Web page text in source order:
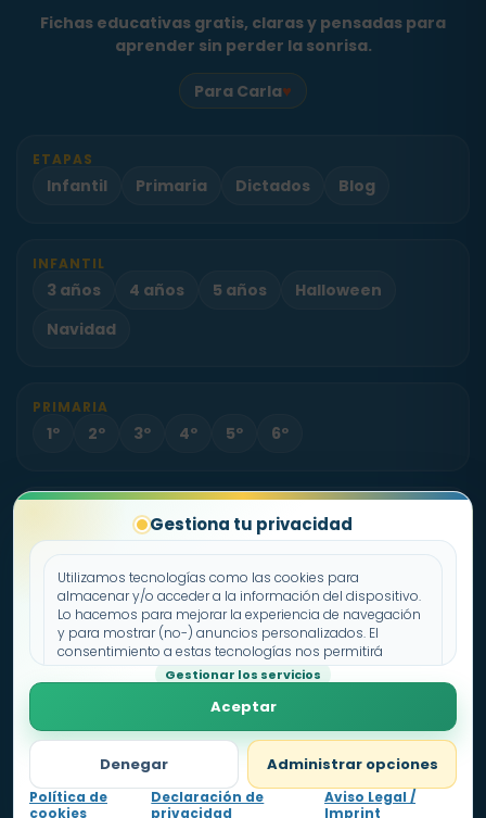
Gestiona tu privacidad
Utilizamos tecnologías como las cookies para
almacenar y/o acceder a la información del dispositivo.
Lo hacemos para mejorar la experiencia de navegación
y para mostrar (no-) anuncios personalizados. El
consentimiento a estas tecnologías nos permitirá
procesar datos como el comportamiento de
navegación o los ID's únicos en este sitio. No consentir o
retirar el consentimiento, puede afectar negativamente a
Gestionar los servicios
Aceptar
Denegar Administrar opciones
Política de
cookies
Declaración de
privacidad
Aviso Legal /
Imprint
Fichas educativas gratis, claras y pensadas para
aprender sin perder la sonrisa.
Para Carla♥
ETAPAS
Infantil Primaria Dictados Blog
INFANTIL
3 años 4 años 5 años
Halloween
Navidad
PRIMARIA
1º 2º 3º 4º 5º 6º
Sobre Fichas.es Contacto
Política de cookies
Declaración de privacidad
Aviso legal